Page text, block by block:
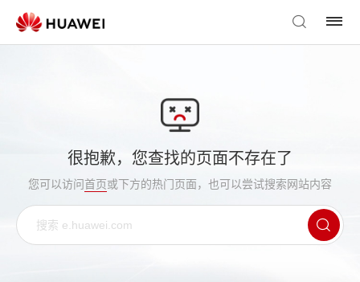
很抱歉，您查找的页面不存在了
您可以访问首页或下方的热门页面，也可以尝试搜索网站内容